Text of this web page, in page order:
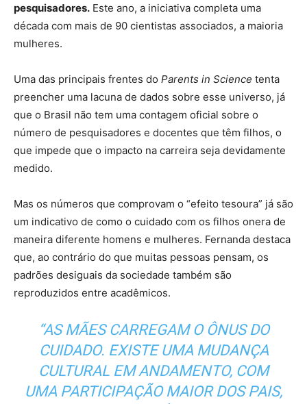
pesquisadores. Este ano, a iniciativa completa uma
década com mais de 90 cientistas associados, a maioria
mulheres.
Uma das principais frentes do Parents in Science tenta
preencher uma lacuna de dados sobre esse universo, já
que o Brasil não tem uma contagem oficial sobre o
número de pesquisadores e docentes que têm filhos, o
que impede que o impacto na carreira seja devidamente
medido.
Mas os números que comprovam o “efeito tesoura” já são
um indicativo de como o cuidado com os filhos onera de
maneira diferente homens e mulheres. Fernanda destaca
que, ao contrário do que muitas pessoas pensam, os
padrões desiguais da sociedade também são
reproduzidos entre acadêmicos.
“AS MÃES CARREGAM O ÔNUS DO
CUIDADO. EXISTE UMA MUDANÇA
CULTURAL EM ANDAMENTO, COM
UMA PARTICIPAÇÃO MAIOR DOS PAIS,